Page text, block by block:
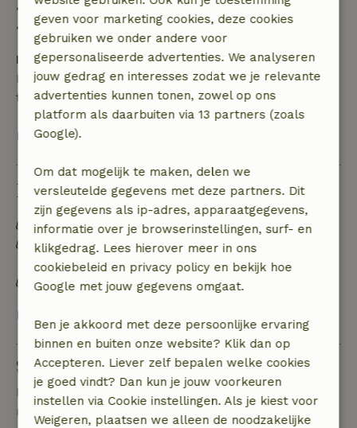
• 28 dagen tot de aankomstdag: 10% terugbetaald
• op de aankomstdag of later: geen terugbetaling
Borg
Een borg van € 100,00 is van toepassing. Je wordt
terugbetaald na het uitchecken.
Bekijk alles
Duurzaamheid
Energie label: Uitgesloten
Off grid of voorzien van 100% hernieuwbare
energie
Natuurlijke isolatiematerialen
Bekijk alles
Stel een vraag
Neem contact op met de verhuurder van het
natuurhuisje
geven voor marketing cookies, deze cookies
gebruiken we onder andere voor
gepersonaliseerde advertenties. We analyseren
jouw gedrag en interesses zodat we je relevante
advertenties kunnen tonen, zowel op ons
platform als daarbuiten via 13 partners (zoals
Google).
Om dat mogelijk te maken, delen we
versleutelde gegevens met deze partners. Dit
zijn gegevens als ip-adres, apparaatgegevens,
informatie over je browserinstellingen, surf- en
klikgedrag. Lees hierover meer in ons
cookiebeleid en privacy policy en bekijk hoe
Google met jouw gegevens omgaat.
Ben je akkoord met deze persoonlijke ervaring
binnen en buiten onze website? Klik dan op
Accepteren. Liever zelf bepalen welke cookies
je goed vindt? Dan kun je jouw voorkeuren
instellen via Cookie instellingen. Als je kiest voor
Weigeren, plaatsen we alleen de noodzakelijke